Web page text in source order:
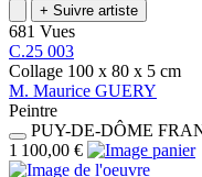
+ Suivre artiste
681 Vues
C.25 003
Collage 100 x 80 x 5 cm
M. Maurice GUERY
Peintre
PUY-DE-DÔME
1 100,00 €